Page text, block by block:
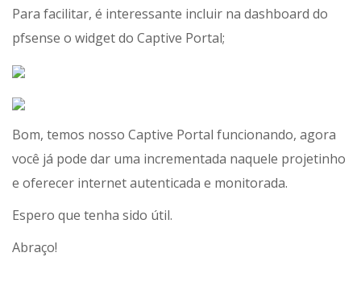
Para facilitar, é interessante incluir na dashboard do
pfsense o widget do Captive Portal;
Bom, temos nosso Captive Portal funcionando, agora
você já pode dar uma incrementada naquele projetinho
e oferecer internet autenticada e monitorada.
Espero que tenha sido útil.
Abraço!